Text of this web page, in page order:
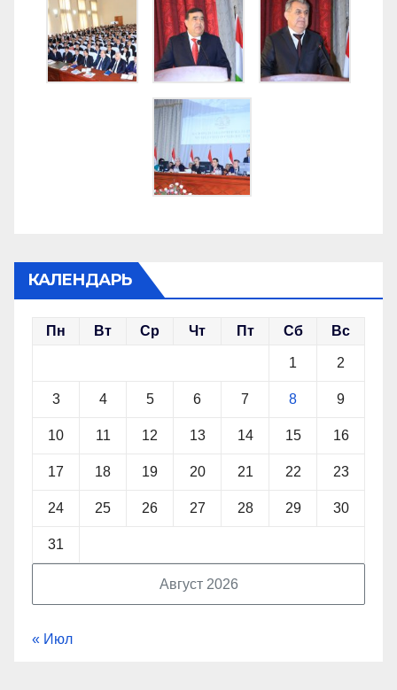
КАЛЕНДАРЬ
Август 2026
Пн Вт Ср Чт Пт Сб Вс
1 2
3 4 5 6 7 8 9
10 11 12 13 14 15 16
17 18 19 20 21 22 23
24 25 26 27 28 29 30
31
« Июл